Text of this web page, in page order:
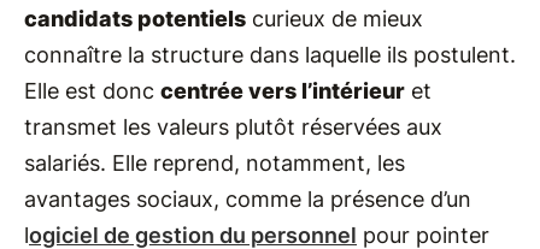
candidats potentiels curieux de mieux
connaître la structure dans laquelle ils postulent.
Elle est donc centrée vers l’intérieur et
transmet les valeurs plutôt réservées aux
salariés. Elle reprend, notamment, les
avantages sociaux, comme la présence d’un
logiciel de gestion du personnel pour pointer